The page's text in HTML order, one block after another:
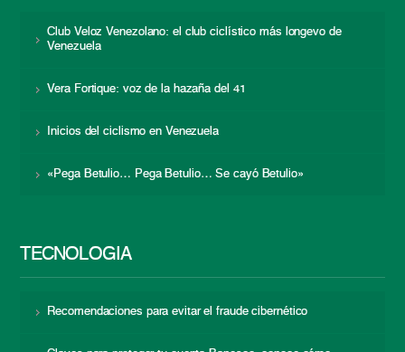
Club Veloz Venezolano: el club ciclístico más longevo de
Venezuela
Vera Fortique: voz de la hazaña del 41
Inicios del ciclismo en Venezuela
«Pega Betulio… Pega Betulio… Se cayó Betulio»
TECNOLOGÍA
Recomendaciones para evitar el fraude cibernético